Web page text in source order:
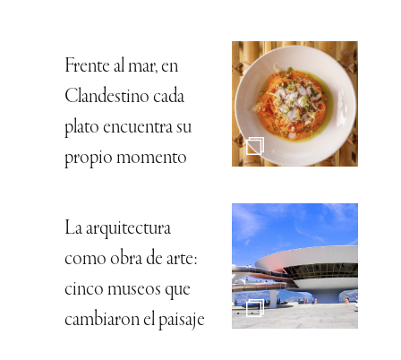
Frente al mar, en
Clandestino cada
plato encuentra su
propio momento
La arquitectura
como obra de arte:
cinco museos que
cambiaron el paisaje